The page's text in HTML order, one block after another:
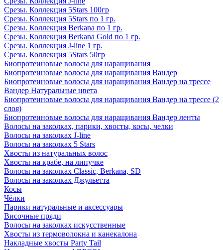
Срезы. Коллекция 5Stars 100гр
Срезы. Коллекция 5Stars по 1 гр.
Срезы. Коллекция Berkana по 1 гр.
Срезы. Коллекция Berkana Gold по 1 гр.
Срезы. Коллекция J-line 1 гр.
Срезы. Коллекция 5Stars 50гр
Биопротеиновые волосы для наращивания
Биопротеиновые волосы для наращивания Вандер
Биопротеиновые волосы для наращивания Вандер на трессе
Вандер Натуральные цвета
Биопротеиновые волосы для наращивания Вандер на трессе (2
слоя)
Биопротеиновые волосы для наращивания Вандер ленты
Волосы на заколках, парики, хвосты, косы, челки
Волосы на заколках J-line
Волосы на заколках 5 Stars
Хвосты из натуральных волос
Хвосты на крабе, на липучке
Волосы на заколках Classic, Berkana, SD
Волосы на заколках Джульетта
Косы
Чёлки
Парики натуральные и аксессуары
Височные пряди
Волосы на заколках искусственные
Хвосты из термоволокна и канекалона
Накладные хвосты Party Tail